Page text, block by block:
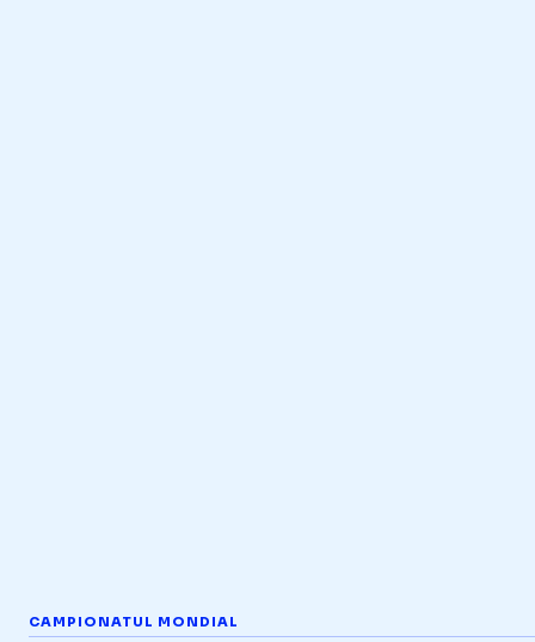
CAMPIONATUL MONDIAL